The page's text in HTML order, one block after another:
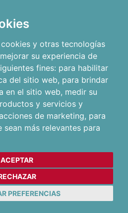
y otras tecnologías
su experiencia de
fines: para habilitar
del sitio web, para brindar
en el sitio web, medir su
y servicios y
de marketing, para
sean más relevantes para
ACEPTAR
PREFERENCIAS